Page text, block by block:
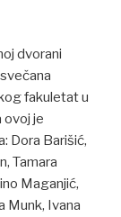
dvorani
fakuletat u
ovoj je
Dora Barišić,
Tamara
Maganjić,
Munk, Ivana